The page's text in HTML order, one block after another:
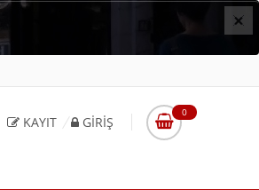
×
KAYIT GIRIŞ
0